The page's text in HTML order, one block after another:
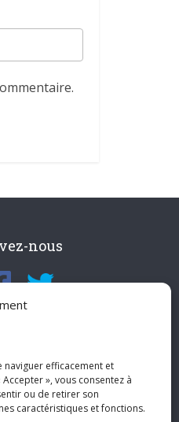
efficacement et
», vous consentez à
ou de retirer son
caractéristiques et fonctions.
nous